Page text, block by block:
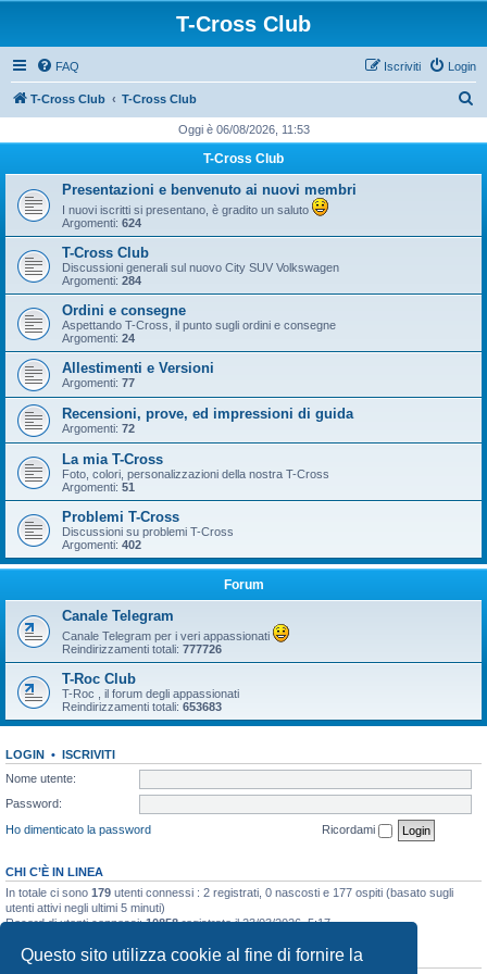
Questo sito utilizza cookie al fine di fornire la
T-Cross Club
FAQ Login
Iscriviti
T-Cross Club T-Cross Club
c
Oggi è 06/08/2026, 11:53
T-Cross Club
Presentazioni e benvenuto ai nuovi membri
I nuovi iscritti si presentano, è gradito un saluto
Argomenti: 624
T-Cross Club
Discussioni generali sul nuovo City SUV Volkswagen
Argomenti: 284
Ordini e consegne
Aspettando T-Cross, il punto sugli ordini e consegne
Argomenti: 24
Allestimenti e Versioni
Argomenti: 77
Recensioni, prove, ed impressioni di guida
Argomenti: 72
La mia T-Cross
Foto, colori, personalizzazioni della nostra T-Cross
Argomenti: 51
Problemi T-Cross
Discussioni su problemi T-Cross
Argomenti: 402
Forum
Canale Telegram
Canale Telegram per i veri appassionati
Reindirizzamenti totali: 777726
T-Roc Club
T-Roc , il forum degli appassionati
Reindirizzamenti totali: 653683
LOGIN • ISCRIVITI
Nome utente:
Password:
Ho dimenticato la password
Ricordami
CHI C’È IN LINEA
In totale ci sono 179 utenti connessi : 2 registrati, 0 nascosti e 177 ospiti (basato sugli
utenti attivi negli ultimi 5 minuti)
Record di utenti connessi:10858registrato il 23/03/2026, 5:17
STATISTICHE